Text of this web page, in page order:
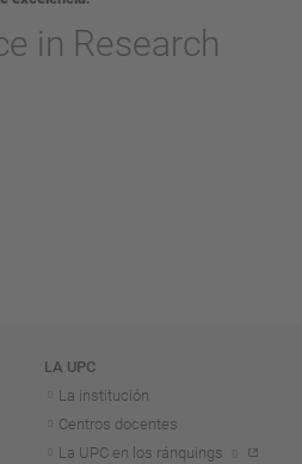
LA UPC
La institución
Centros docentes
La UPC en los ránquings